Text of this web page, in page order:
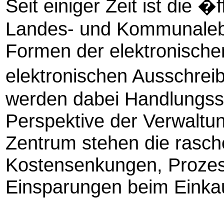
Seit einiger Zeit ist die
Landes- und
Formen der
elektronischen
werden dabei
Perspektive der
Zentrum stehen die
Kostensenkungen,
Einsparungen beim